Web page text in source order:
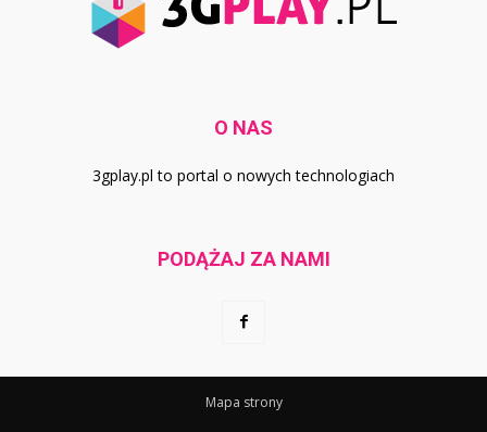
O NAS
3gplay.pl to portal o nowych technologiach
PODĄŻAJ ZA NAMI
Mapa strony